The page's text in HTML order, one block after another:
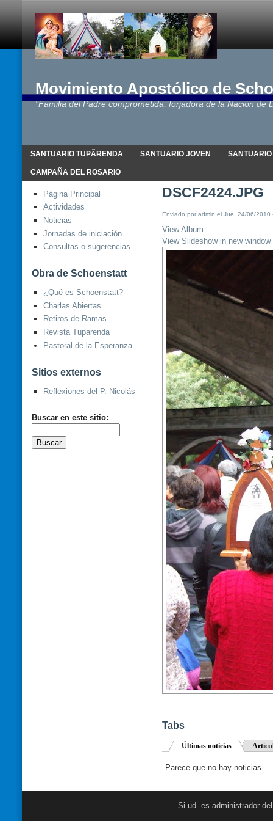
Movimiento Apostólico de
"Familia del Padre comprometida, forjadora de la Nación de
SANTUARIO TUPÃRENDA SANTUARIO JOVEN
CAMPAÑA DEL ROSARIO
Página Principal
Actividades
Noticias
Jornadas de iniciación
Consultas o sugerencias
Obra de Schoenstatt
¿Qué es Schoenstatt?
Charlas Abiertas
Retiros de Ramas
Revista Tuparenda
Pastoral de la Esperanza
Sitios externos
Reflexiones del P. Nicolás
Buscar en este sitio:
DSCF2424.JPG
Enviado por admin el Jue, 24/06/2010
View Album
View Slideshow in new window
Tabs
Últimas noticias
Parece que no hay noticias...
Si ud. es administrador